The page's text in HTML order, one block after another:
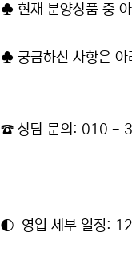
♣ 현재 분양상품 중
♣ 궁금하신 사항은 아
☎ 상담 문의: 010 -
◐ 영업 세부 일정: 12